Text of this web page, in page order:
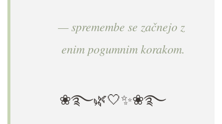
— spremembe se začnejo z
enim pogumnim korakom.
❀࿐🌿🤍✨❀࿐